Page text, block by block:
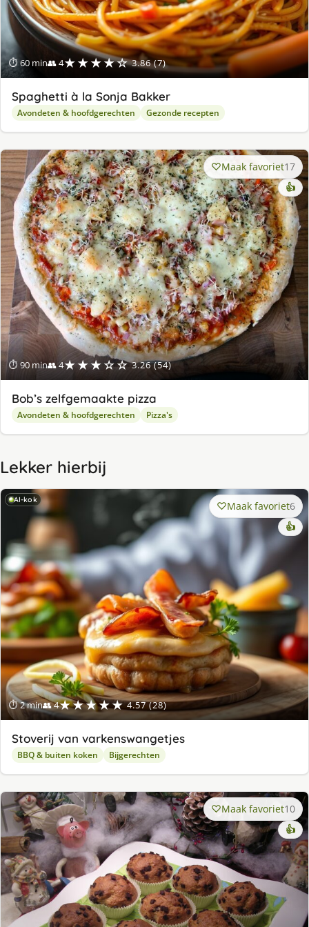
⏱ 60 min👥 4★★★★☆ 3.86 (7)
Spaghetti à la Sonja Bakker
Avondeten & hoofdgerechten Gezonde recepten
⏱ 90 min👥 4★★★☆☆ 3.26 (54)
Maak favoriet17
👍
Bob’s zelfgemaakte pizza
Avondeten & hoofdgerechten Pizza's
Lekker hierbij
AI-kok
⏱ 2 min👥 4★★★★★ 4.57 (28)
Maak favoriet6
👍
Stoverij van varkenswangetjes
BBQ & buiten koken Bijgerechten
Maak favoriet10
👍